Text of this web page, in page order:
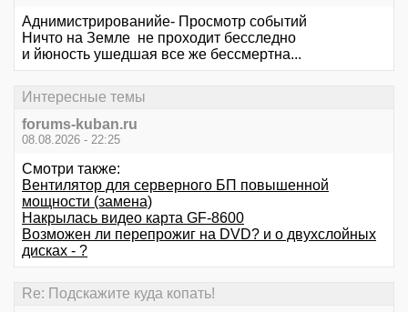
Аднимистрированийе- Просмотр событий
Ничто на Земле не проходит бесследно
и йюность ушедшая все же бессмертна...
Интересные темы
forums-kuban.ru
08.08.2026 - 22:25
Смотри также:
Вентилятор для серверного БП повышенной
мощности (замена)
Накрылась видео карта GF-8600
Возможен ли перепрожиг на DVD? и о двухслойных
дисках - ?
Re: Подскажите куда копать!